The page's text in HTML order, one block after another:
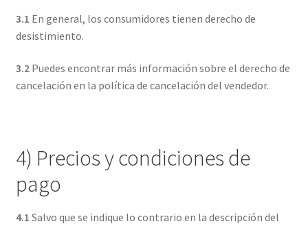
3.1 En general, los consumidores tienen derecho de
desistimiento.
3.2Puedes encontrar más información sobre el derecho de
cancelación en la política de cancelación del vendedor.
4) Precios y condiciones de
pago
4.1 Salvo que se indique lo contrario en la descripción del